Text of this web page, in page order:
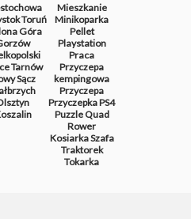
Toruń
Góra
Tarnów
Sącz
Mieszkanie
Minikoparka
Pellet
Playstation
Praca
Przyczepa
kempingowa
Przyczepa
PrzyczepkaPS4
PuzzleQuad
Rower
KosiarkaSzafa
Traktorek
Tokarka